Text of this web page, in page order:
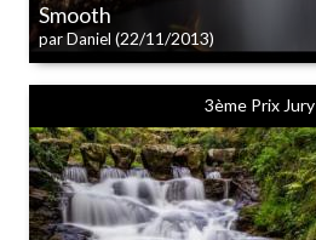
Smooth
par Daniel (22/11/2013)
3ème Prix Jury